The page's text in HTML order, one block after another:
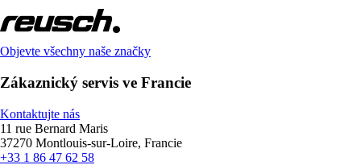
Objevte všechny naše značky
Zákaznický servis ve Francie
Kontaktujte nás
11 rue Bernard Maris
37270 Montlouis-sur-Loire, Francie
+33 1 86 47 62 58